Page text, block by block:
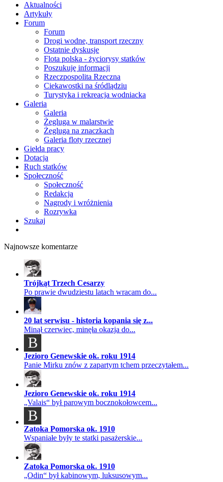
Aktualności
Artykuły
Forum
Forum
Drogi wodne, transport rzeczny
Ostatnie dyskusje
Flota polska - życiorysy statków
Poszukuję informacji
Rzeczpospolita Rzeczna
Ciekawostki na śródlądziu
Turystyka i rekreacja wodniacka
Galeria
Galeria
Żegluga w malarstwie
Żegluga na znaczkach
Galeria floty rzecznej
Giełda pracy
Dotacja
Ruch statków
Społeczność
Społeczność
Redakcja
Nagrody i wróżnienia
Rozrywka
Szukaj
Najnowsze komentarze
Trójkąt Trzech Cesarzy
Po prawie dwudziestu latach wracam do...
20 lat serwisu - historia kopania się z...
Minął czerwiec, minęła okazja do...
B
Jezioro Genewskie ok. roku 1914
Panie Mirku znów z zapartym tchem przeczytałem...
Jezioro Genewskie ok. roku 1914
„Valais“ był parowym bocznokołowcem...
B
Zatoka Pomorska ok. 1910
Wspaniałe były te statki pasażerskie...
Zatoka Pomorska ok. 1910
„Odin“ był kabinowym, luksusowym...